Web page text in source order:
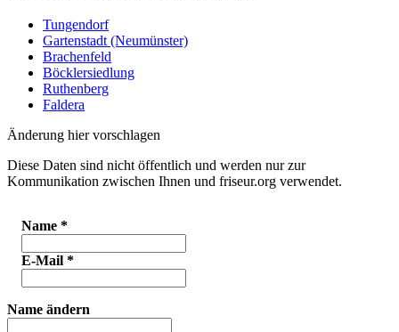
Tungendorf
Gartenstadt (Neumünster)
Brachenfeld
Böcklersiedlung
Ruthenberg
Faldera
Änderung hier vorschlagen
Diese Daten sind nicht öffentlich und werden nur zur
Kommunikation zwischen Ihnen und friseur.org verwendet.
Name *
E-Mail *
Name ändern